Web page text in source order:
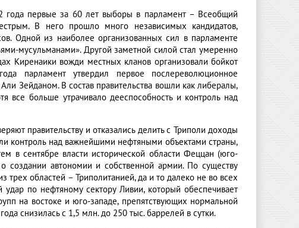
первые за 60 лет выборы в парламент – Всеобщий
В него прошло много независимых кандидатов,
Одной из наиболее организованных сил в парламенте
мусульманами». Другой заметной силой стал умеренно
Киренаики вожди местных кланов организовали бойкот
парламент утвердил первое послереволюционное
Зейданом. В состав правительства вошли как либералы,
все больше утрачивало дееспособность и контроль над
правительству и отказались делить с Триполи доходы
контроль над важнейшими нефтяными объектами страны,
в сентябре власти исторической области Феццан (юго-
создании автономии и собственной армии. По существу
трех областей – Триполитанией, да и то далеко не во всех
по нефтяному сектору Ливии, который обеспечивает
на востоке и юго-западе, препятствующих нормальной
снизилась с 1,5 млн. до 250 тыс. баррелей в сутки.